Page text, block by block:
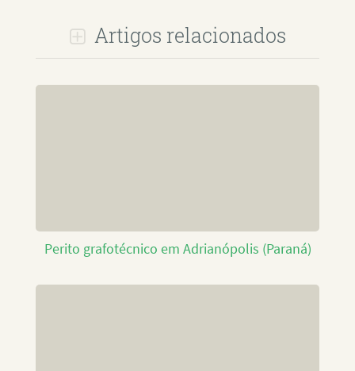
Artigos relacionados
Perito grafotécnico em Adrianópolis (Paraná)